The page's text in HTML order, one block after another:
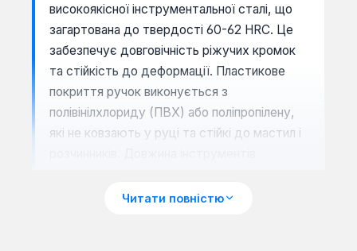
високоякісної інструментальної сталі, що
загартована до твердості 60-62 HRC. Це
забезпечує довговічність ріжучих кромок
та стійкість до деформації. Пластикове
покриття ручок виконується з
полівінілхлориду (ПВХ) або поліпропілену,
які не ковзають у руці та стійкі до мастил і
працювати у вузьких місцях або з більшим
Читати повністю